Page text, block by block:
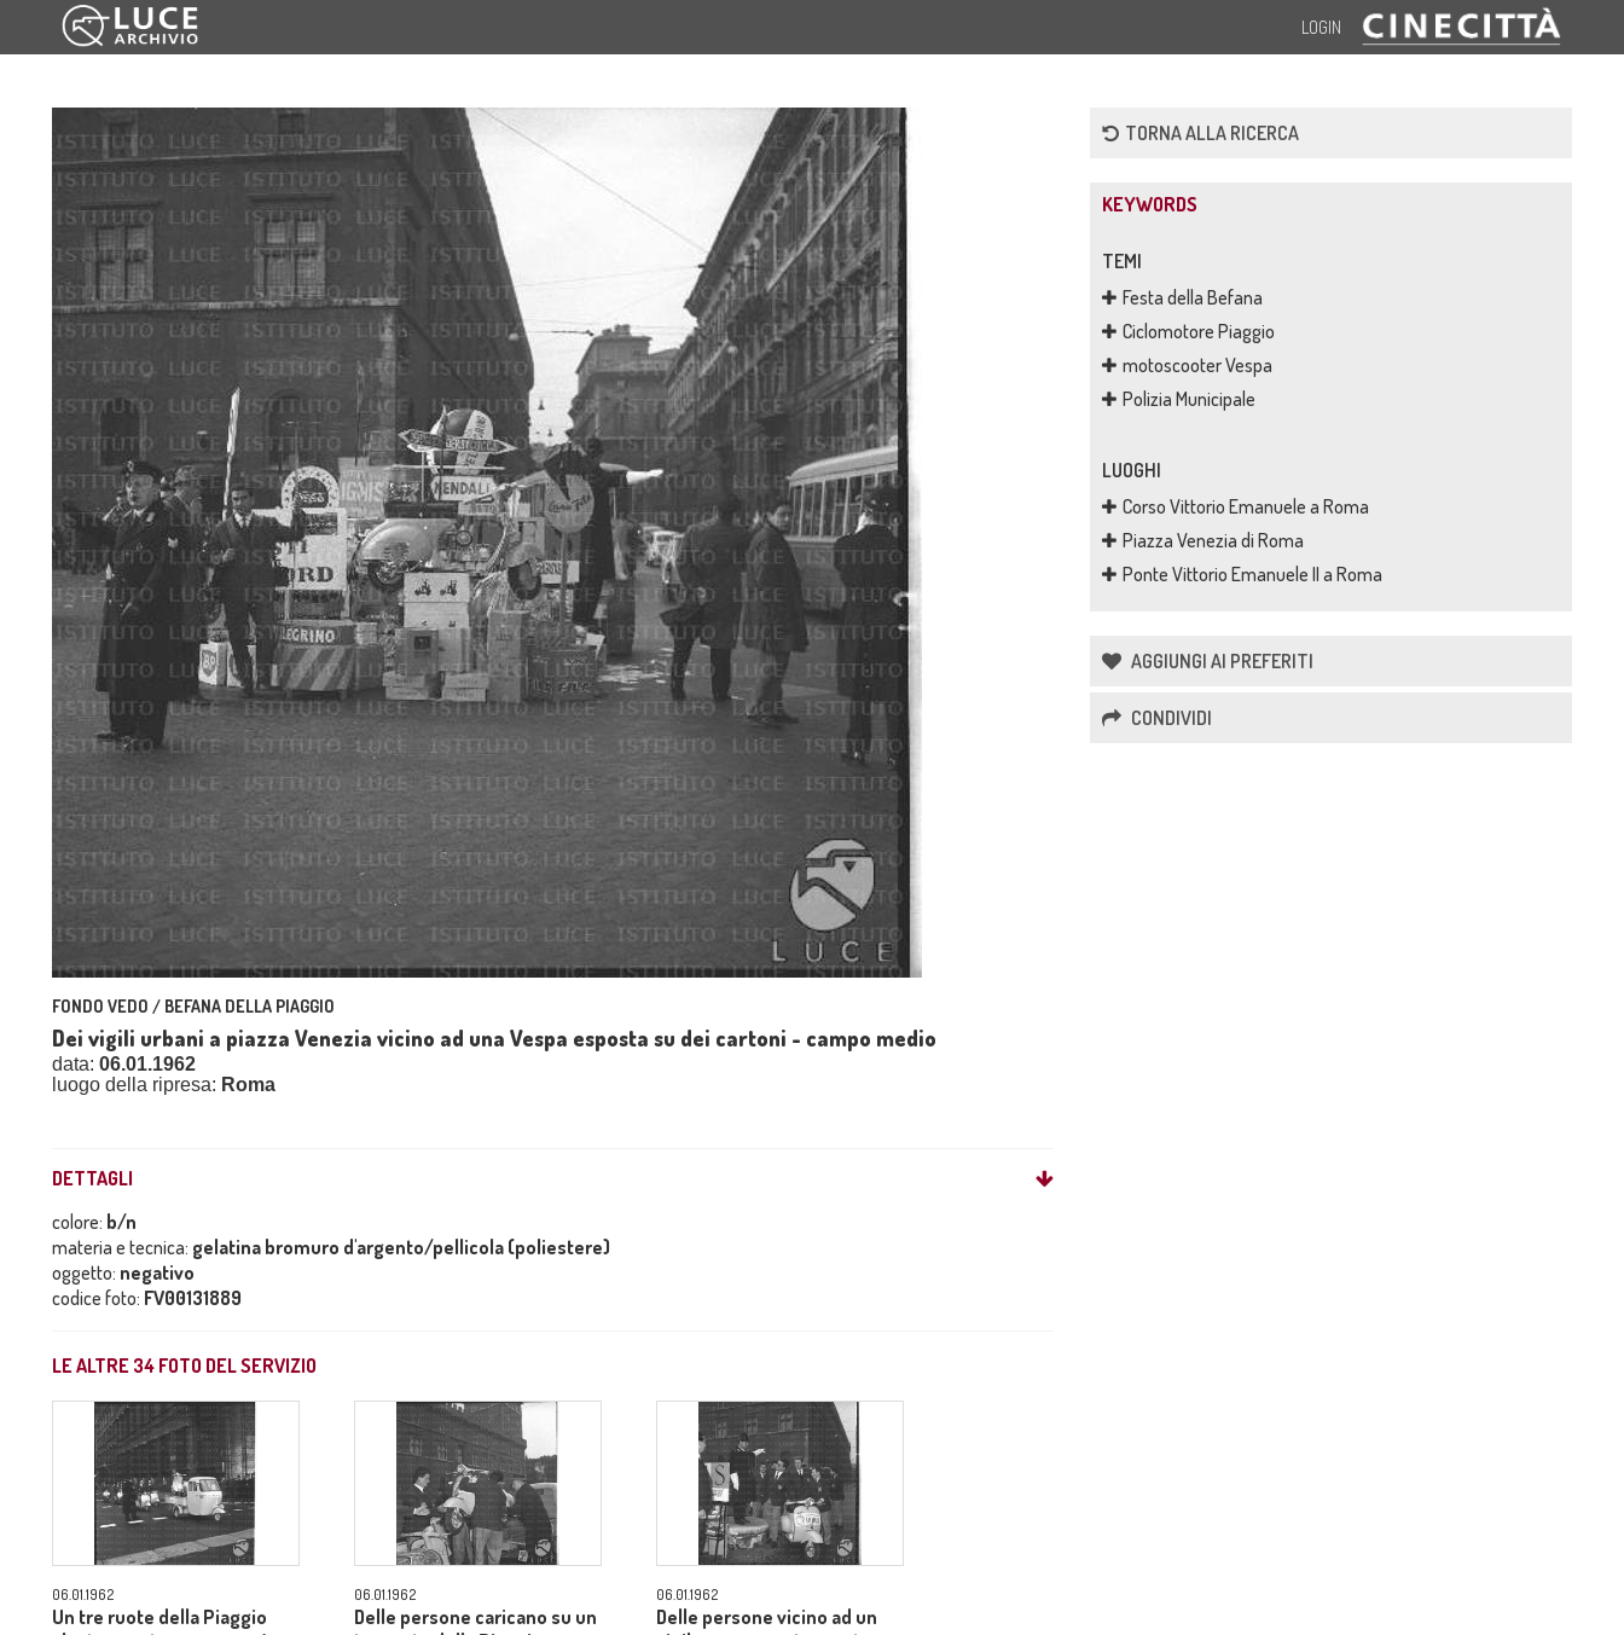
LOGIN
FONDO VEDO / BEFANA DELLA PIAGGIO
Dei vigili urbani a piazza Venezia vicino ad una Vespa esposta su dei cartoni - campo medio
data: 06.01.1962
luogo della ripresa: Roma
DETTAGLI
colore: b/n
materia e tecnica: gelatina bromuro d'argento/pellicola (poliestere)
oggetto: negativo
codice foto: FV00131889
LE ALTRE 34 FOTO DEL SERVIZIO
06.01.1962
Un tre ruote della Piaggio
06.01.1962
Delle persone caricano su un
06.01.1962
Delle persone vicino ad un
TORNA ALLA RICERCA
KEYWORDS
TEMI
Festa della Befana
Ciclomotore Piaggio
motoscooter Vespa
Polizia Municipale
LUOGHI
Corso Vittorio Emanuele a Roma
Piazza Venezia di Roma
Ponte Vittorio Emanuele II a Roma
AGGIUNGI AI PREFERITI
CONDIVIDI